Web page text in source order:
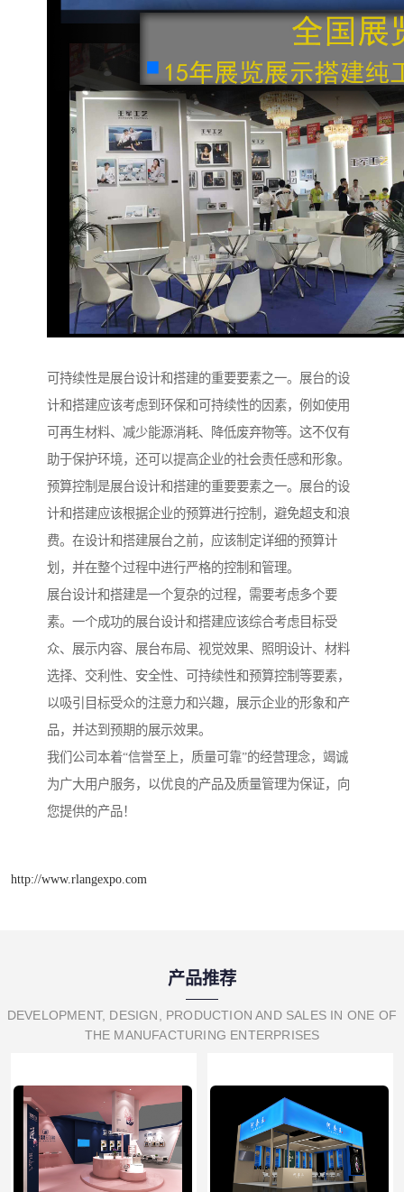
可持续性是展台设计和搭建的重要要素之一。展台的设
计和搭建应该考虑到环保和可持续性的因素，例如使用
可再生材料、减少能源消耗、降低废弃物等。这不仅有
助于保护环境，还可以提高企业的社会责任感和形象。
预算控制是展台设计和搭建的重要要素之一。展台的设
计和搭建应该根据企业的预算进行控制，避免超支和浪
费。在设计和搭建展台之前，应该制定详细的预算计
划，并在整个过程中进行严格的控制和管理。
展台设计和搭建是一个复杂的过程，需要考虑多个要
素。一个成功的展台设计和搭建应该综合考虑目标受
众、展示内容、展台布局、视觉效果、照明设计、材料
选择、交利性、安全性、可持续性和预算控制等要素，
以吸引目标受众的注意力和兴趣，展示企业的形象和产
品，并达到预期的展示效果。
我们公司本着“信誉至上，质量可靠”的经营理念，竭诚
为广大用户服务，以优良的产品及质量管理为保证，向
您提供的产品！
http://www.rlangexpo.com
产品推荐
DEVELOPMENT, DESIGN, PRODUCTION AND SALES IN ONE OF
THE MANUFACTURING ENTERPRISES